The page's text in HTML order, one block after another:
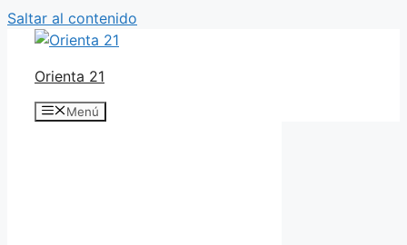
Saltar al contenido
Orienta 21
Menú